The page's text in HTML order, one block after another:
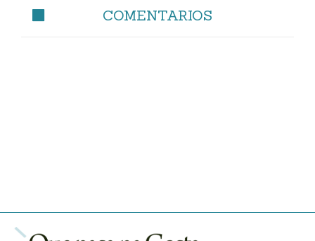
COMENTARIOS